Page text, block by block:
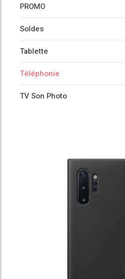
PROMO
Soldes
Tablette
Téléphonie
TV Son Photo